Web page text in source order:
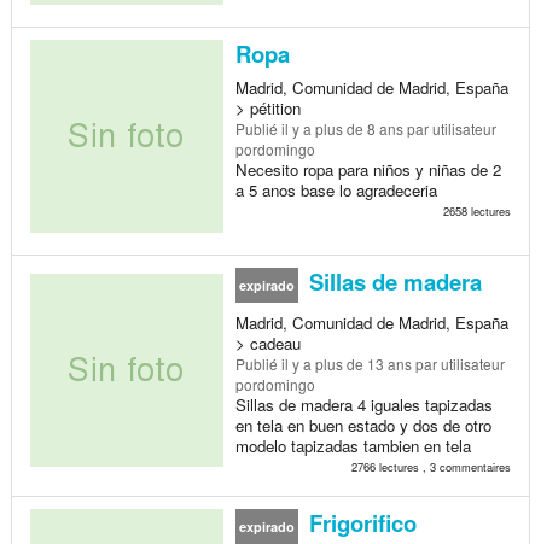
Ropa
Madrid, Comunidad de Madrid, España
> pétition
Publié il y a plus de 8 anspar utilisateur
pordomingo
Necesito ropa para niños y niñas de 2
a 5 anos base lo agradeceria
2658 lectures
expirado Sillas de madera
Madrid, Comunidad de Madrid, España
> cadeau
Publié il y a plus de 13 anspar utilisateur
pordomingo
Sillas de madera 4 iguales tapizadas
en tela en buen estado y dos de otro
modelo tapizadas tambien en tela
2766 lectures , 3 commentaires
expirado Frigorifico